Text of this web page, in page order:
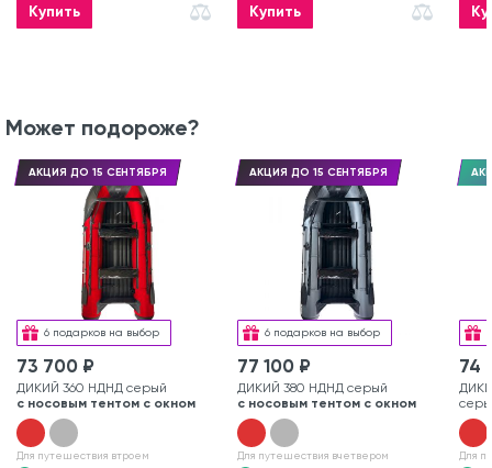
Купить Купить
Может подороже?
6 подарков на выбор
АКЦИЯ ДО 15 СЕНТЯБРЯ
73 700 ₽
ДИКИЙ 360 НДНД серый
с носовым тентом с окном
Для путешествия втроем
6 подарков на выбор
АКЦИЯ ДО 15 СЕНТЯБРЯ
77 100 ₽
ДИКИЙ 380 НДНД серый
с носовым тентом с окном
Для путешествия вчетвером
74
Для